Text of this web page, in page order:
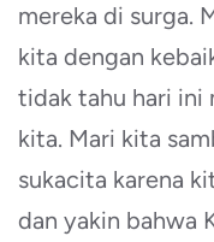
mereka di surga.
kita dengan
tidak tahu hari ini
kita. Mari kita
sukacita karena
dan yakin bahwa